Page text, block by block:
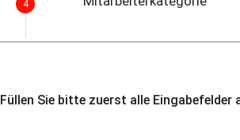
4
Füllen Sie bitte zuerst alle Eingabefelder